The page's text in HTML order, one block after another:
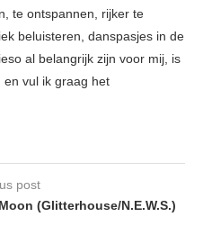
te ontspannen, rijker te
beluisteren, danspasjes in de
al belangrijk zijn voor mij, is
en vul ik graag het
post
(Glitterhouse/N.E.W.S.)